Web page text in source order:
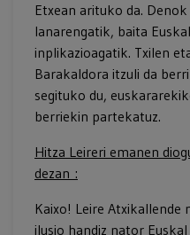
Etxean arituko da.
lanarengatik, baita
inplikazioagatik. Txilen
Barakaldora itzuli da
segituko du,
berriekin partekatuz.
Hitza Leireri emanen
dezan :
Kaixo! Leire Atxikallende
ilusio handiz nator